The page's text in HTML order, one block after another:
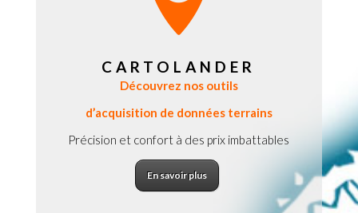
CARTOLANDER
Découvrez nos outils
d’acquisition de données terrains
Précision et confort à des prix imbattables
En savoir plus